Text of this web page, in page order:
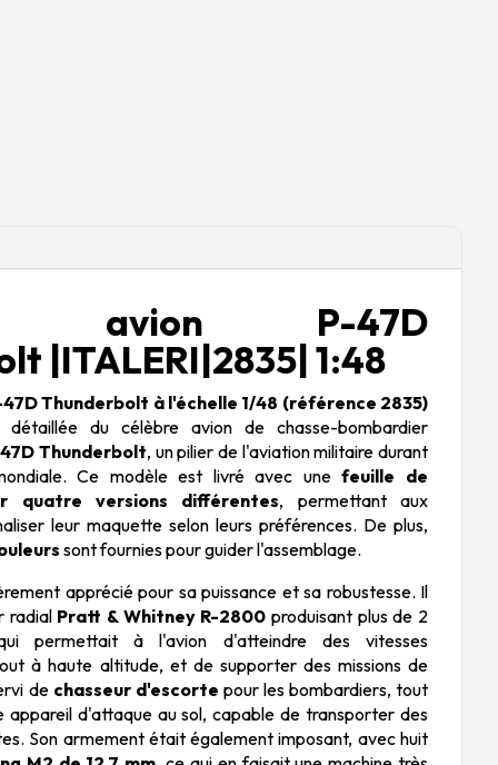
avion P-47D
|ITALERI|2835| 1:48
Thunderbolt à l'échelle 1/48 (référence 2835)
du célèbre avion de chasse-bombardier
Thunderbolt, un pilier de l'aviation militaire durant
Ce modèle est livré avec unefeuille de
quatre versions différentes, permettant aux
leur maquette selon leurs préférences. De plus,
sont fournies pour guider l'assemblage.
apprécié pour sa puissance et sa robustesse. Il
radial Pratt & Whitney R-2800 produisant plus de 2
permettait à l'avion d'atteindre des vitesses
à haute altitude, et de supporter des missions de
de chasseur d'escorte pour les bombardiers, tout
appareil d'attaque au sol, capable de transporter des
Son armement était également imposant, avec huit